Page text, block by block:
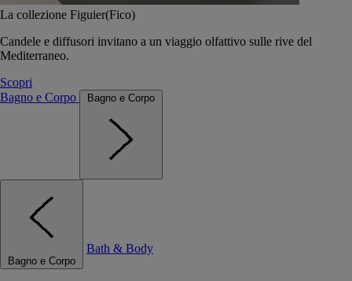
La collezione Figuier(Fico)
Candele e diffusori invitano a un viaggio olfattivo sulle rive del
Mediterraneo.
Scopri
Bagno e Corpo
Bagno e Corpo
Bagno e Corpo
Bath & Body